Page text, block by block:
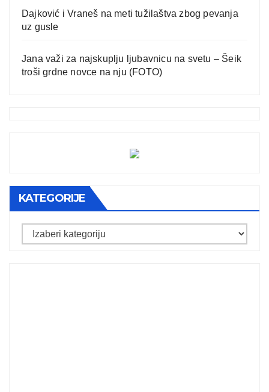
Dajković i Vraneš na meti tužilaštva zbog pevanja
uz gusle
Jana važi za najskuplju ljubavnicu na svetu – Šeik
troši grdne novce na nju (FOTO)
KATEGORIJE
Kategorije